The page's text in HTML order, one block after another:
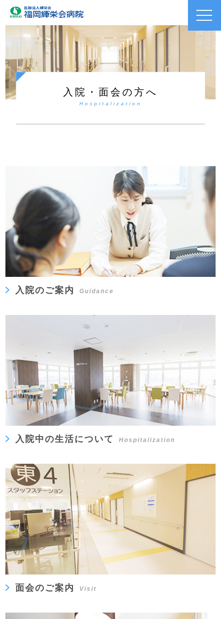
toggle
入院・面会の方へ
Hospitalization
入院のご案内 Guidance
入院中の生活について Hospitalization
面会のご案内 Visit